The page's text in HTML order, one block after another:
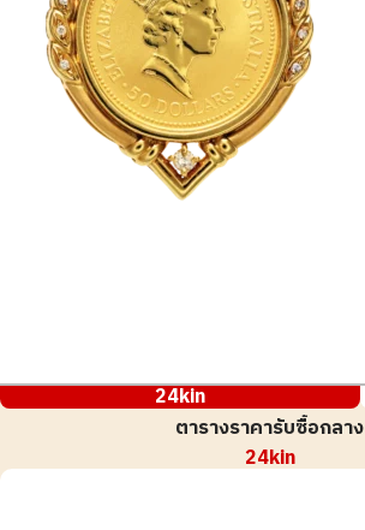
24kin
ตารางราคารับซื้อกลาง
24kin